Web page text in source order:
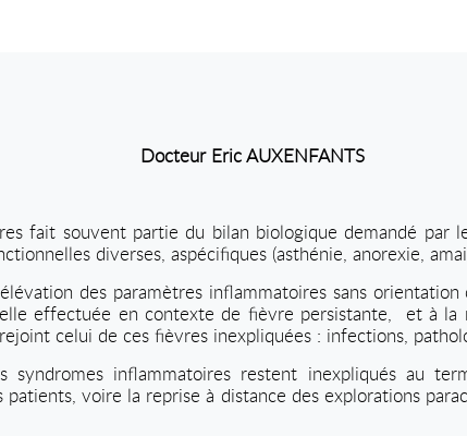
Docteur Eric AUXENFANTS
fait souvent partie du bilan biologique demandé par
diverses, aspécifiques (asthénie, anorexie,
des paramètres inflammatoires sans
effectuée en contexte de fièvre persistante,
et à la
celui de ces fièvres inexpliquées : infections,
syndromes inflammatoires restent inexpliqués au
voire la reprise à distance des explorations